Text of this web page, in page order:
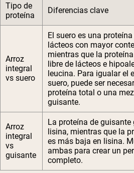
Tipo de
proteína
Diferencias clave
Arroz
integral
vs suero
El suero es una
lácteos con mayor
mientras que la
libre de lácteos e
leucina. Para igualar el
suero, puede ser
proteína total o una
guisante.
Arroz
integral
vs
guisante
La proteína de
lisina, mientras que la
es más baja en lisina.
ambas para crear un
completo.